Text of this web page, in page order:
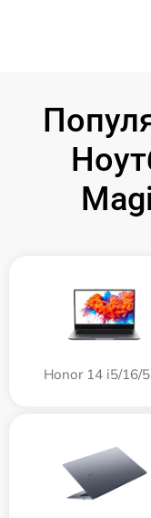
Honor 14 i5/16/